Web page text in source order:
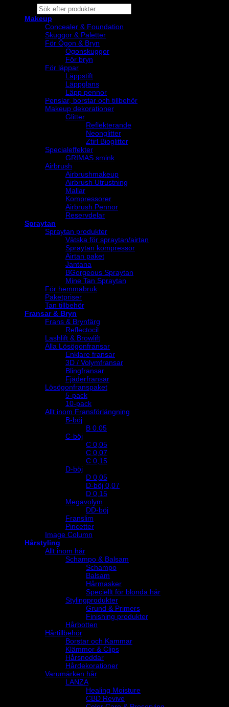
Products
search
Makeup
Concealer & Foundation
Skuggor & Paletter
För Ögon & Bryn
Ögonskuggor
För bryn
För läppar
Läppstift
Läppglans
Läpp pennor
Penslar, borstar och tillbehör
Makeup dekorationer
Glitter
Reflekterande
Neonglitter
Ztirl Bioglitter
Specialeffekter
GRIMAS smink
Airbrush
Airbrushmakeup
Airbrush Utrustning
Mallar
Kompressorer
Airbrush Pennor
Reservdelar
Spraytan
Spraytan produkter
Vätska för spraytan/airtan
Spraytan kompressor
Airtan paket
Jantana
BGorgeous Spraytan
Mine Tan Spraytan
För hemmabruk
Paketpriser
Tan tillbehör
Fransar & Bryn
Frans & Brynfärg
Reflectocil
Lashlift & Browlift
Alla Lösögonfransar
Enklare fransar
3D / Volymfransar
Blingfransar
Fjäderfransar
Lösögonfranspaket
5-pack
10-pack
Allt inom Fransförlängning
B-böj
B 0.05
C-böj
C 0,05
C 0,07
C 0,15
D-böj
D 0,05
D-böj 0,07
D 0,15
Megavolym
DD-böj
Franslim
Pincetter
Image Column
Hårstyling
Allt inom hår
Schampo & Balsam
Schampo
Balsam
Hårmasker
Speciellt för blonda hår
Stylingprodukter
Grund & Primers
Finishing produkter
Hårbotten
Hårtillbehör
Borstar och Kammar
Klämmor & Clips
Hårsnoddar
Hårdekorationer
Varumärken hår
LANZA
Healing Moisture
CBD Revive